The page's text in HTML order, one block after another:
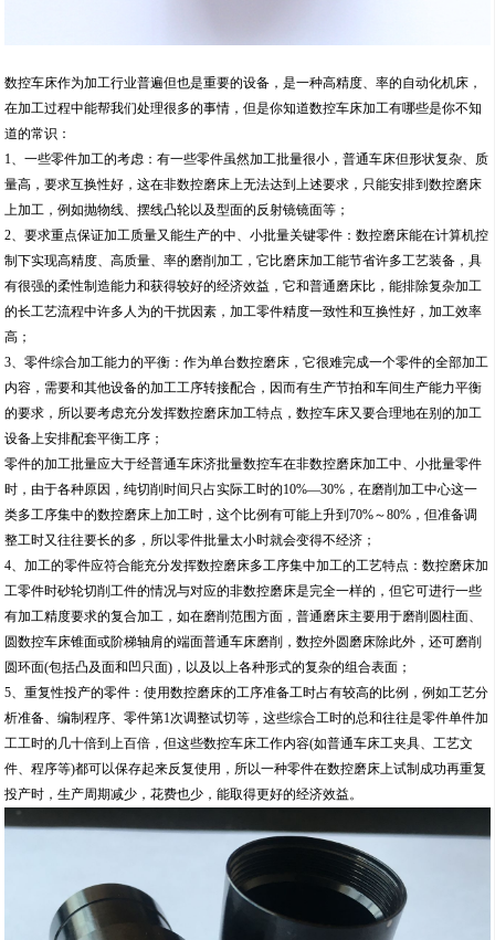
数控车床作为加工行业普遍但也是重要的设备，是一种高精度、率的自动化机床，
在加工过程中能帮我们处理很多的事情，但是你知道数控车床加工有哪些是你不知
道的常识：
1、一些零件加工的考虑：有一些零件虽然加工批量很小，普通车床但形状复杂、质
量高，要求互换性好，这在非数控磨床上无法达到上述要求，只能安排到数控磨床
上加工，例如抛物线、摆线凸轮以及型面的反射镜镜面等；
2、要求重点保证加工质量又能生产的中、小批量关键零件：数控磨床能在计算机控
制下实现高精度、高质量、率的磨削加工，它比磨床加工能节省许多工艺装备，具
有很强的柔性制造能力和获得较好的经济效益，它和普通磨床比，能排除复杂加工
的长工艺流程中许多人为的干扰因素，加工零件精度一致性和互换性好，加工效率
高；
3、零件综合加工能力的平衡：作为单台数控磨床，它很难完成一个零件的全部加工
内容，需要和其他设备的加工工序转接配合，因而有生产节拍和车间生产能力平衡
的要求，所以要考虑充分发挥数控磨床加工特点，数控车床又要合理地在别的加工
设备上安排配套平衡工序；
零件的加工批量应大于经普通车床济批量数控车在非数控磨床加工中、小批量零件
时，由于各种原因，纯切削时间只占实际工时的10%—30%，在磨削加工中心这一
类多工序集中的数控磨床上加工时，这个比例有可能上升到70%～80%，但准备调
整工时又往往要长的多，所以零件批量太小时就会变得不经济；
4、加工的零件应符合能充分发挥数控磨床多工序集中加工的工艺特点：数控磨床加
工零件时砂轮切削工件的情况与对应的非数控磨床是完全一样的，但它可进行一些
有加工精度要求的复合加工，如在磨削范围方面，普通磨床主要用于磨削圆柱面、
圆数控车床锥面或阶梯轴肩的端面普通车床磨削，数控外圆磨床除此外，还可磨削
圆环面(包括凸及面和凹只面)，以及以上各种形式的复杂的组合表面；
5、重复性投产的零件：使用数控磨床的工序准备工时占有较高的比例，例如工艺分
析准备、编制程序、零件第1次调整试切等，这些综合工时的总和往往是零件单件加
工工时的几十倍到上百倍，但这些数控车床工作内容(如普通车床工夹具、工艺文
件、程序等)都可以保存起来反复使用，所以一种零件在数控磨床上试制成功再重复
投产时，生产周期减少，花费也少，能取得更好的经济效益。